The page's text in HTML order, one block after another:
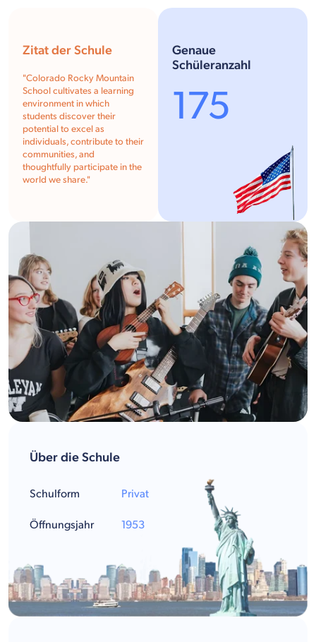
Über die Schule
Schulform
Öffnungsjahr
Privat
1953
Zitat der Schule
"Colorado Rocky Mountain
School cultivates a learning
environment in which
students discover their
potential to excel as
individuals, contribute to their
communities, and
thoughtfully participate in the
world we share."
Genaue
Schüleranzahl
175